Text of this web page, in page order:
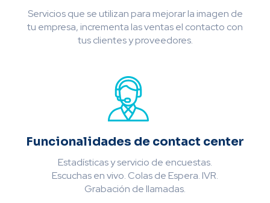
Servicios que se utilizan para mejorar la imagen de
tu empresa, incrementa las ventas el contacto con
tus clientes y proveedores.
Funcionalidades de contact center
Estadísticas y servicio de encuestas.
Escuchas en vivo. Colas de Espera. IVR.
Grabación de llamadas.